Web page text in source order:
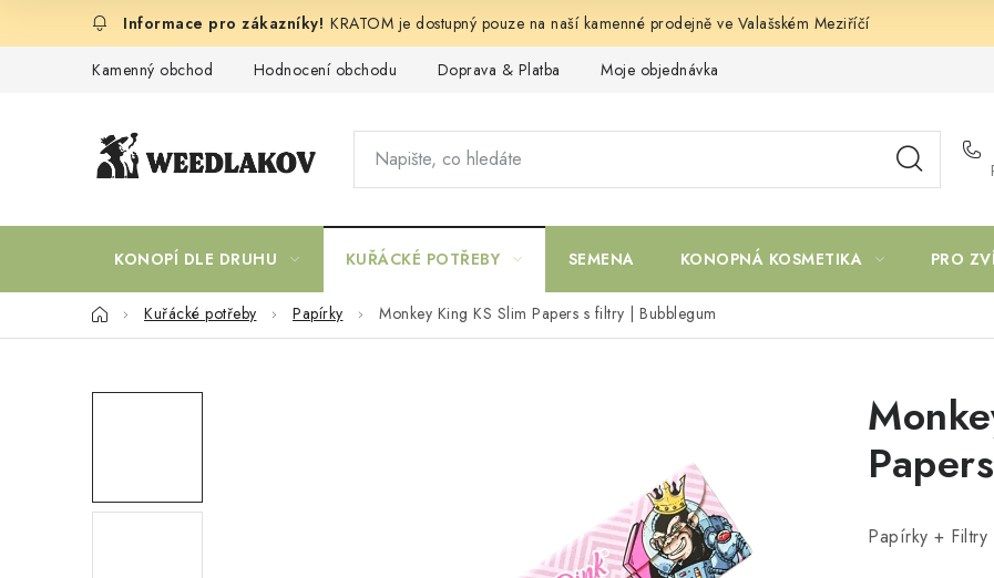
KRATOM je dostupný pouze na naší kamenné prodejně ve Valašském Meziříčí
Kamenný obchod Hodnocení obchodu Doprava & Platba Moje objednávka
KONOPÍ DLE DRUHU KUŘÁCKÉ POTŘEBY SEMENA KONOPNÁ KOSMETIKA PRO
DomůKuřácké potřeby Papírky Monkey King KS Slim Papers s filtry | Bubblegum
Papírky + Filtry